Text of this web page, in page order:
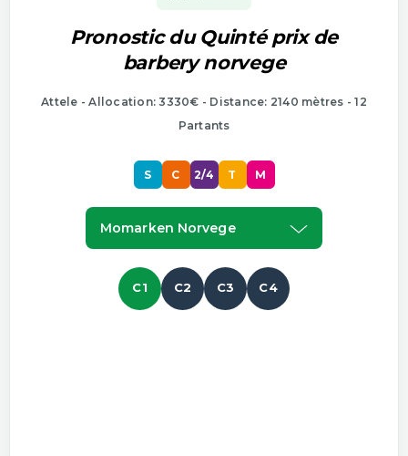
Pronostic du Quinté prix de
barbery norvege
Attele - Allocation: 3330€ - Distance: 2140 mètres - 12
Partants
S C 2/4 T M
Momarken Norvege
C1 C2 C3 C4